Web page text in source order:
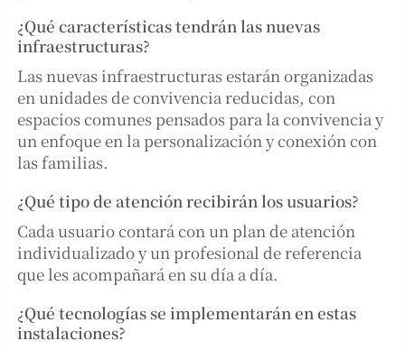
¿Qué características tendrán las nuevas
infraestructuras?
Las nuevas infraestructuras estarán organizadas
en unidades de convivencia reducidas, con
espacios comunes pensados para la convivencia y
un enfoque en la personalización y conexión con
las familias.
¿Qué tipo de atención recibirán los usuarios?
Cada usuario contará con un plan de atención
individualizado y un profesional de referencia
que les acompañará en su día a día.
¿Qué tecnologías se implementarán en estas
instalaciones?